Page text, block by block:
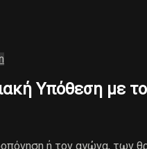
Υπόθεση με
ή τον αγώνα, των